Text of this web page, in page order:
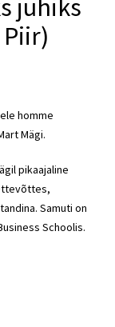
juhiks
homme
Mägi.
pikaajaline
Samuti on
Schoolis.